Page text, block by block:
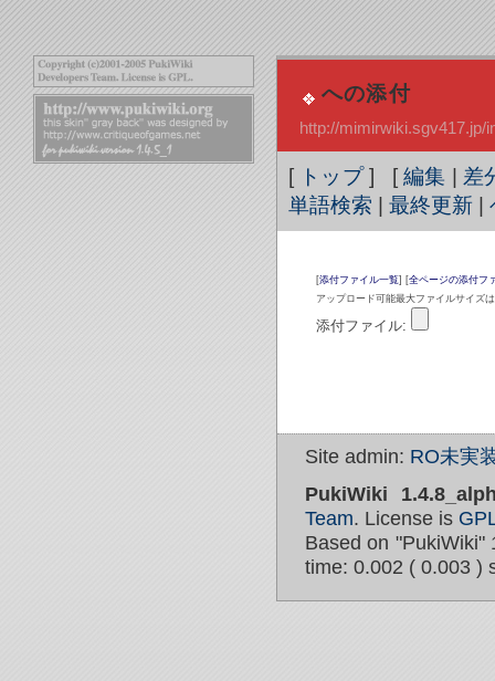
への添付
http://mimirwiki.sgv417.jp/
[ トップ] [編集
差
単語検索
最終更新
[添付ファイル一覧] [全ページの添付フ
アップロード可能最大ファイルサイズ
添付ファイル:
Site admin: RO未実
PukiWiki
Team. License is
Based on "PukiWiki"
time: 0.002 ( 0.003 )